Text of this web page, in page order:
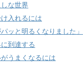
な世界
入れるには
パッと明るくなりました」
到達する
うまくなるには